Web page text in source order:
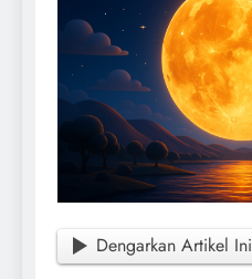
Dengarkan Artikel Ini